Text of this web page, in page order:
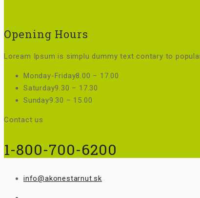
Opening Hours
Loream Ipsum is simplu dummy text contary to
Monday-Friday8.00 – 17.00
Saturday9.30 – 17.30
Sunday9.30 – 15.00
Contact us
1-800-700-6200
info@akonestarnut.sk